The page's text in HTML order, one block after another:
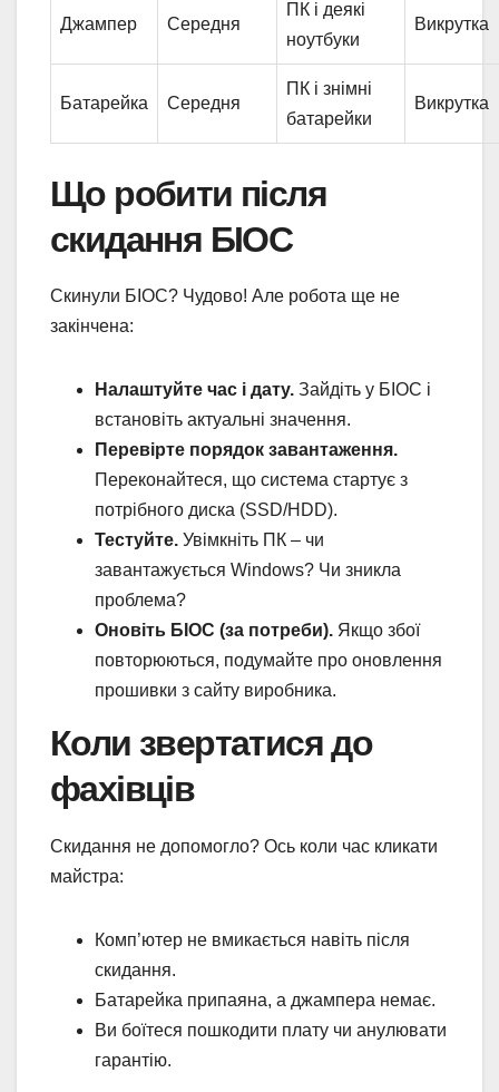
Джампер Середня
ПК і деякі
ноутбуки
Викрутка
Батарейка Середня
ПК і знімні
батарейки
Викрутка
Що робити після
скидання БІОС
Скинули БІОС? Чудово! Але робота ще не
закінчена:
Налаштуйте час і дату. Зайдіть у БІОС і
встановіть актуальні значення.
Перевірте порядок завантаження.
Переконайтеся, що система стартує з
потрібного диска (SSD/HDD).
Тестуйте. Увімкніть ПК – чи
завантажується Windows? Чи зникла
проблема?
Оновіть БІОС (за потреби). Якщо збої
повторюються, подумайте про оновлення
прошивки з сайту виробника.
Коли звертатися до
фахівців
Скидання не допомогло? Ось коли час кликати
майстра:
Комп’ютер не вмикається навіть після
скидання.
Батарейка припаяна, а джампера немає.
Ви боїтеся пошкодити плату чи анулювати
гарантію.